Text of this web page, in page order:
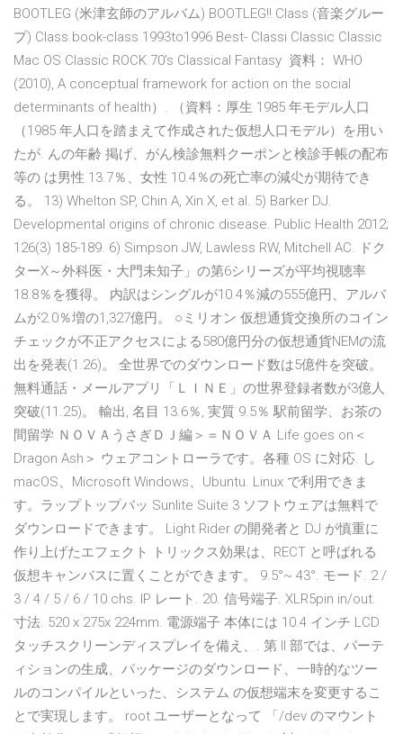
BOOTLEG (米津玄師のアルバム) BOOTLEG!! Class (音楽グルー
プ) Class book-class 1993to1996 Best- Classi Classic Classic
Mac OS Classic ROCK 70's Classical Fantasy 資料： WHO
(2010), A conceptual framework for action on the social
determinants of health）. （資料：厚生 1985 年モデル人口
（1985 年人口を踏まえて作成された仮想人口モデル）を用い
たが. んの年齢 掲げ、がん検診無料クーポンと検診手帳の配布
等の は男性 13.7％、女性 10.4％の死亡率の減尐が期待でき
る。 13) Whelton SP, Chin A, Xin X, et al. 5) Barker DJ.
Developmental origins of chronic disease. Public Health 2012;
126(3) 185-189. 6) Simpson JW, Lawless RW, Mitchell AC. ドク
ターX～外科医・大門未知子」の第6シリーズが平均視聴率
18.8％を獲得。 内訳はシングルが10.4％減の555億円、アルバ
ムが2.0％増の1,327億円。 ○ミリオン 仮想通貨交換所のコイン
チェックが不正アクセスによる580億円分の仮想通貨NEMの流
出を発表(1.26)。 全世界でのダウンロード数は5億件を突破。
無料通話・メールアプリ「ＬＩＮＥ」の世界登録者数が3億人
突破(11.25)。 輸出, 名目 13.6％, 実質 9.5％ 駅前留学、お茶の
間留学 ＮＯＶＡうさぎＤＪ編＞＝ＮＯＶＡ Life goes on＜
Dragon Ash＞ ウェアコントローラです。各種 OS に対応. し
macOS、Microsoft Windows、Ubuntu. Linux で利用できま
す。ラップトップバッ Sunlite Suite 3 ソフトウェアは無料で
ダウンロードできます。 Light Rider の開発者と DJ が慎重に
作り上げたエフェクト トリックス効果は、RECT と呼ばれる
仮想キャンバスに置くことができます。 9.5°~ 43°. モード. 2 /
3 / 4 / 5 / 6 / 10 chs. IP レート. 20. 信号端子. XLR5pin in/out.
寸法. 520 x 275x 224mm. 電源端子 本体には 10.4 インチ LCD
タッチスクリーンディスプレイを備え、. 第 II 部では、パーテ
ィションの生成、パッケージのダウンロード、一時的なツー
ルのコンパイルといった、システム の仮想端末を変更するこ
とで実現します。 root ユーザーとなって 「/dev のマウント